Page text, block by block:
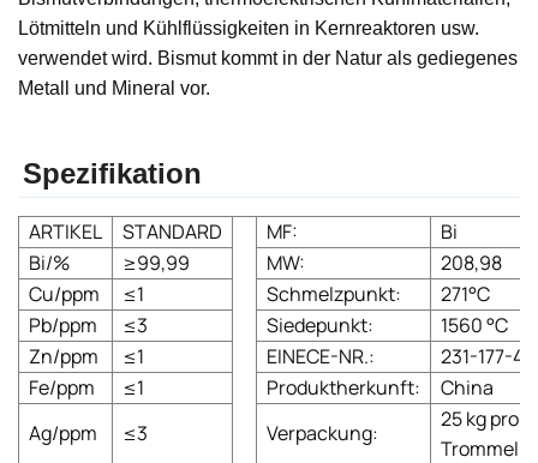
Lötmitteln und Kühlflüssigkeiten in Kernreaktoren usw.
verwendet wird. Bismut kommt in der Natur als gediegenes
Metall und Mineral vor.
Spezifikation
ARTIKEL STANDARD MF:
Bi
Bi/%
≥99,99 MW:
208,98
Cu/ppm
≤1 Schmelzpunkt:
271°C
Pb/ppm
≤3 Siedepunkt:
1560 °C
Zn/ppm
≤1 EINECE-NR.:
231-177-4
Fe/ppm
≤1 Produktherkunft:
China
Ag/ppm
≤3 Verpackung:
25 kg pro
Trommel